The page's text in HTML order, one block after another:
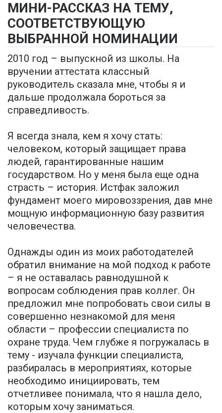
МИНИ-РАССКАЗ НА ТЕМУ,
СООТВЕТСТВУЮЩУЮ
ВЫБРАННОЙ НОМИНАЦИИ
2010 год – выпускной из школы. На
вручении аттестата классный
руководитель сказала мне, чтобы я и
дальше продолжала бороться за
справедливость.
Я всегда знала, кем я хочу стать:
человеком, который защищает права
людей, гарантированные нашим
государством. Но у меня была еще одна
страсть – история. Истфак заложил
фундамент моего мировоззрения, дав мне
мощную информационную базу развития
человечества.
Однажды один из моих работодателей
обратил внимание на мой подход к работе
– я не оставалась равнодушной к
вопросам соблюдения прав коллег. Он
предложил мне попробовать свои силы в
совершенно незнакомой для меня
области – профессии специалиста по
охране труда. Чем глубже я погружалась в
тему - изучала функции специалиста,
разбиралась в мероприятиях, которые
необходимо инициировать, тем
отчетливее понимала, что я нашла дело,
которым хочу заниматься.